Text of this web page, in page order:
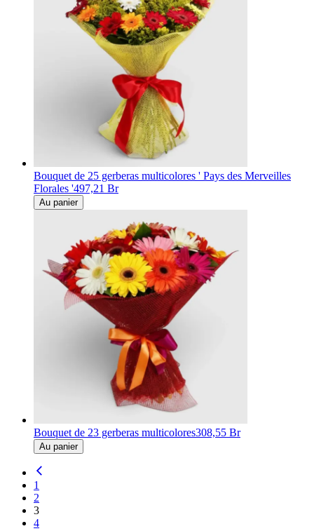
Bouquet de 25 gerberas multicolores ' Pays des Merveilles
Florales '497,21 Br
Au panier
Bouquet de 23 gerberas multicolores308,55 Br
Au panier
1
2
3
4